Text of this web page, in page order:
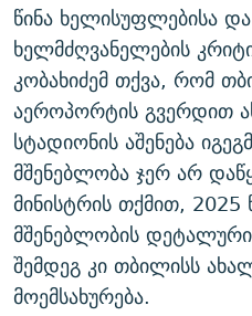
წინა ხელისუფლებისა
ხელმძღვანელების
კობახიძემ თქვა, რომ
აეროპორტის გვერდით
სტადიონის აშენება
მშენებლობა ჯერ არ
მინისტრის თქმით,
მშენებლობის
შემდეგ კი თბილისს
მოემსახურება.